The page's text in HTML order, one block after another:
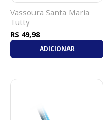
Vassoura Santa Maria
Tutty
R$ 49,98
ADICIONAR